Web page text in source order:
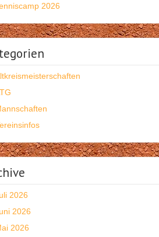
2026
2026
2026
2026